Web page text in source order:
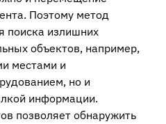
Поэтому метод
поиска излишних
объектов, например,
местами и
но и
информации.
позволяет обнаружить